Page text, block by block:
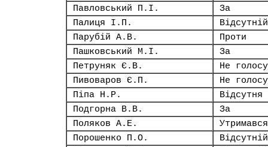
Павловський П.І.
За
Палиця І.П.
Відсутній
Парубій А.В.
Проти
Пашковський М.І.
За
Петруняк Є.В.
Не
Пивоваров Є.П.
Не
Піпа Н.Р.
Відсутня
Подгорна В.В.
За
Поляков А.Е.
Утримався
Порошенко П.О.
Відсутній